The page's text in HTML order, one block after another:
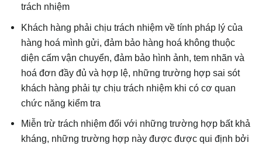
trách nhiệm
Khách hàng phải chịu trách nhiệm về tính pháp lý của
hàng hoá mình gửi, đảm bảo hàng hoá không thuộc
diện cấm vận chuyển, đảm bảo hình ảnh, tem nhãn và
hoá đơn đầy đủ và hợp lệ, những trường hợp sai sót
khách hàng phải tự chịu trách nhiệm khi có cơ quan
chức năng kiểm tra
Miễn trừ trách nhiệm đối với những trường hợp bất khả
kháng, những trường hợp này được được qui định bởi